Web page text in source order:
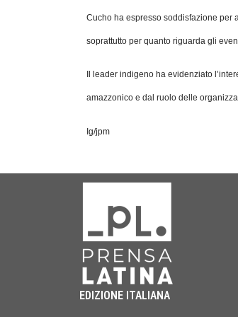
Cucho ha espresso soddisfazione per
soprattutto per quanto riguarda gli
Il leader indigeno ha evidenziato
amazzonico e dal ruolo delle
Ig/jpm
EDIZIONE ITALIANA